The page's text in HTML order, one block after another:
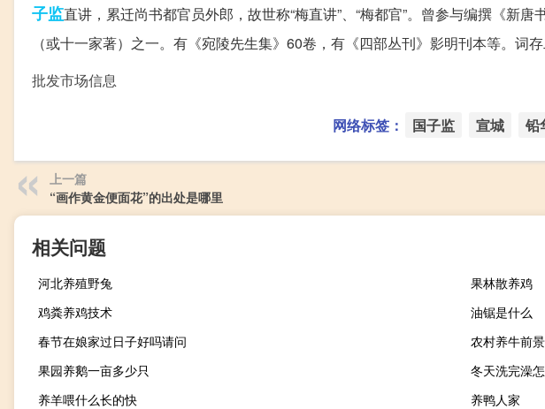
子监直讲，累迁尚书都官员外郎，故世称“梅直讲”、“梅都官”。曾参与编撰《新
（或十一家著）之一。有《宛陵先生集》60卷，有《四部丛刊》影明刊本等。词存
批发市场信息
网络标签： 国子监 宣城 铅
上一篇
“画作黄金便面花”的出处是哪里
相关问题
河北养殖野兔
果林散养鸡
鸡粪养鸡技术
油锯是什么
春节在娘家过日子好吗请问
农村养牛前景
果园养鹅一亩多少只
冬天洗完澡
养羊喂什么长的快
养鸭人家